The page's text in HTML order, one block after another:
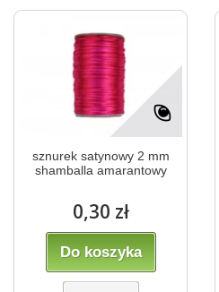
sznurek satynowy 2 mm
shamballa amarantowy
0,30 zł
Do koszyka